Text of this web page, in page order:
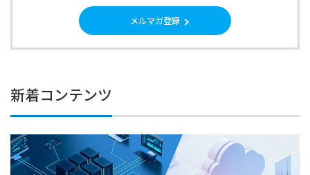
メルマガ登録
新着コンテンツ